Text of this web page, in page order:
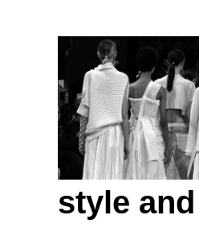
style